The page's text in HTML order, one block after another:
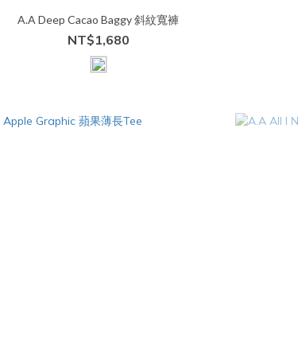
A.A Deep Cacao Baggy 斜紋寬褲
NT$1,680